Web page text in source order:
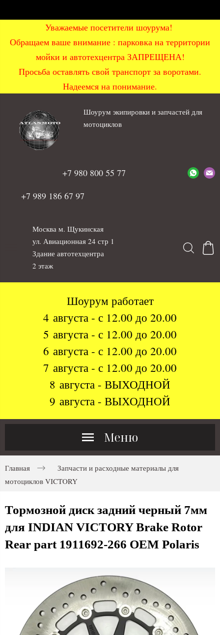
Уважаемые посетители шоурума!
Обращаем ваше внимание : парковка на территории
мойки и автотехцентра ЗАПРЕЩЕНА!
Просьба оставлять свой транспорт за воротами.
Надеемся на понимание.
Шоурум экипировки и запчастей для
мотоциклов
+7 980 800 55 77
+7 989 186 67 97
Москва м. Щукинская
ул. Авиационная 24 стр 1
Здание автотехцентра
2 этаж
Шоурум работает
4 августа - с 12.00 до 20.00
5 августа - с 12.00 до 20.00
6 августа - с 12.00 до 20.00
7 августа - с 12.00 до 20.00
8 августа - ВЫХОДНОЙ
9 августа - ВЫХОДНОЙ
Меню
Главная
Запчасти и расходные материалы для
мотоциклов VICTORY
Тормозной диск задний черный 7мм
для INDIAN VICTORY Brake Rotor
Rear part 1911692-266 OEM Polaris